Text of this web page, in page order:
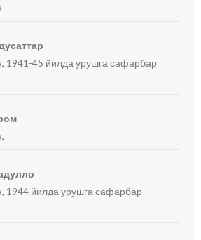
1941-45 йилда урушга сафарбар
1944 йилда урушга сафарбар